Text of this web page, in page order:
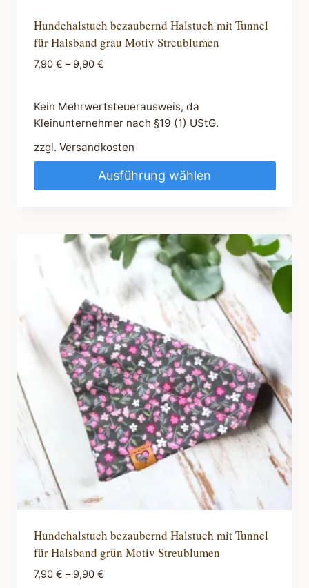
Hundehalstuch bezaubernd Halstuch mit Tunnel
für Halsband grau Motiv Streublumen
7,90 € – 9,90 €
Kein Mehrwertsteuerausweis, da
Kleinunternehmer nach §19 (1) UStG.
zzgl. Versandkosten
Ausführung wählen
mehrere
Varianten
Optionen
können
auf
Produktseite
gewählt
werden
Hundehalstuch bezaubernd Halstuch mit Tunnel
für Halsband grün Motiv Streublumen
7,90 € – 9,90 €